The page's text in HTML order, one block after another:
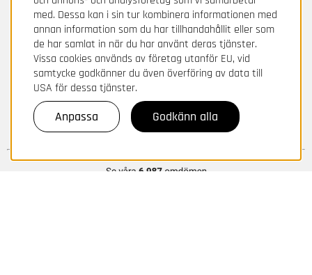
med. Dessa kan i sin tur kombinera informationen med
annan information som du har tillhandahållit eller som
de har samlat in när du har använt deras tjänster.
Vissa cookies används av företag utanför EU, vid
samtycke godkänner du även överföring av data till
USA för dessa tjänster.
Anpassa Godkänn alla